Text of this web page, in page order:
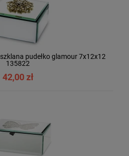
pudełko glamour 7x12x12
135822
42,00 zł